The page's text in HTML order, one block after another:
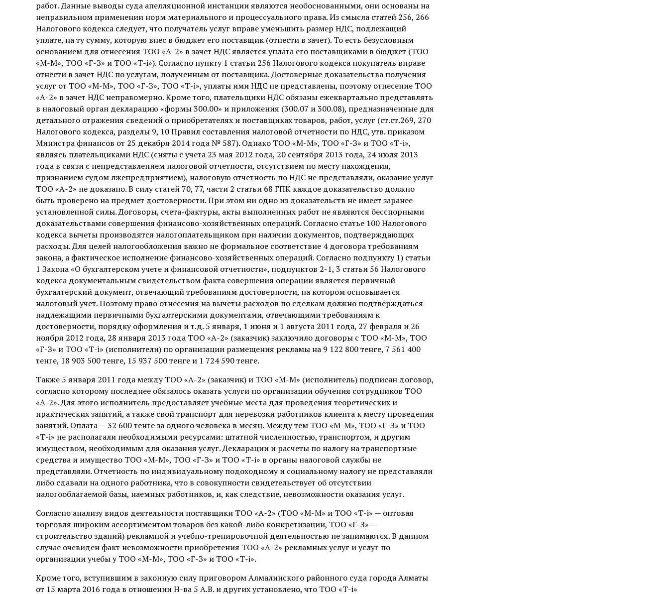
работ. Данные выводы суда апелляционной инстанции являются необоснованными, они основаны на
неправильном применении норм материального и процессуального права. Из смысла статей 256, 266
Налогового кодекса следует, что получатель услуг вправе уменьшить размер НДС, подлежащий
уплате, на ту сумму, которую внес в бюджет его поставщик (отнести в зачет). То есть безусловным
основанием для отнесения ТОО «А-2» в зачет НДС является уплата его поставщиками в бюджет (ТОО
«М-М», ТОО «Г-З» и ТОО «Т-і»). Согласно пункту 1 статьи 256 Налогового кодекса покупатель вправе
отнести в зачет НДС по услугам, полученным от поставщика. Достоверные доказательства получения
услуг от ТОО «М-М», ТОО «Г-З», ТОО «Т-і», уплаты ими НДС не представлены, поэтому отнесение ТОО
«А-2» в зачет НДС неправомерно. Кроме того, плательщики НДС обязаны ежеквартально представлять
в налоговый орган декларацию «формы 300.00» и приложения (300.07 и 300.08), предназначенные для
детального отражения сведений о приобретателях и поставщиках товаров, работ, услуг (ст.ст.269, 270
Налогового кодекса, разделы 9, 10 Правил составления налоговой отчетности по НДС, утв. приказом
Министра финансов от 25 декабря 2014 года № 587). Однако ТОО «М-М», ТОО «Г-З» и ТОО «Т-і»,
являясь плательщиками НДС (сняты с учета 23 мая 2012 года, 20 сентября 2013 года, 24 июля 2013
года в связи с непредставлением налоговой отчетности, отсутствием по месту нахождения,
признанием судом лжепредприятием), налоговую отчетность по НДС не представляли, оказание услуг
ТОО «А-2» не доказано. В силу статей 70, 77, части 2 статьи 68 ГПК каждое доказательство должно
быть проверено на предмет достоверности. При этом ни одно из доказательств не имеет заранее
установленной силы. Договоры, счета-фактуры, акты выполненных работ не являются бесспорными
доказательствами совершения финансово-хозяйственных операций. Согласно статье 100 Налогового
кодекса вычеты производятся налогоплательщиком при наличии документов, подтверждающих
расходы. Для целей налогообложения важно не формальное соответствие 4 договора требованиям
закона, а фактическое исполнение финансово-хозяйственных операций. Согласно подпункту 1) статьи
1 Закона «О бухгалтерском учете и финансовой отчетности», подпунктов 2-1, 3 статьи 56 Налогового
кодекса документальным свидетельством факта совершения операции является первичный
бухгалтерский документ, отвечающий требованиям достоверности, на котором основывается
налоговый учет. Поэтому право отнесения на вычеты расходов по сделкам должно подтверждаться
надлежащими первичными бухгалтерскими документами, отвечающими требованиям к
достоверности, порядку оформления и т.д. 5 января, 1 июня и 1 августа 2011 года, 27 февраля и 26
ноября 2012 года, 28 января 2013 года ТОО «А-2» (заказчик) заключило договоры с ТОО «М-М», ТОО
«Г-З» и ТОО «Т-і» (исполнители) по организации размещения рекламы на 9 122 800 тенге, 7 561 400
тенге, 18 903 500 тенге, 15 937 500 тенге и 1 724 590 тенге.
Также 5 января 2011 года между ТОО «А-2» (заказчик) и ТОО «М-М» (исполнитель) подписан договор,
согласно которому последнее обязалось оказать услуги по организации обучения сотрудников ТОО
«А-2». Для этого исполнитель предоставляет учебные места для проведения теоретических и
практических занятий, а также свой транспорт для перевозки работников клиента к месту проведения
занятий. Оплата — 32 600 тенге за одного человека в месяц. Между тем ТОО «М-М», ТОО «Г-З» и ТОО
«Т-і» не располагали необходимыми ресурсами: штатной численностью, транспортом, и другим
имуществом, необходимым для оказания услуг. Декларации и расчеты по налогу на транспортные
средства и имущество ТОО «М-М», ТОО «Г-З» и ТОО «Т-і» в органы налоговой службы не
представляли. Отчетность по индивидуальному подоходному и социальному налогу не представляли
либо сдавали на одного работника, что в совокупности свидетельствует об отсутствии
налогооблагаемой базы, наемных работников, и, как следствие, невозможности оказания услуг.
Согласно анализу видов деятельности поставщики ТОО «А-2» (ТОО «М-М» и ТОО «Т-і» — оптовая
торговля широким ассортиментом товаров без какой-либо конкретизации, ТОО «Г-З» —
строительство зданий) рекламной и учебно-тренировочной деятельностью не занимаются. В данном
случае очевиден факт невозможности приобретения ТОО «А-2» рекламных услуг и услуг по
организации учебы у ТОО «М-М», ТОО «Г-З» и ТОО «Т-і».
Кроме того, вступившим в законную силу приговором Алмалинского районного суда города Алматы
от 15 марта 2016 года в отношении Н-ва 5 А.В. и других установлено, что ТОО «Т-і»